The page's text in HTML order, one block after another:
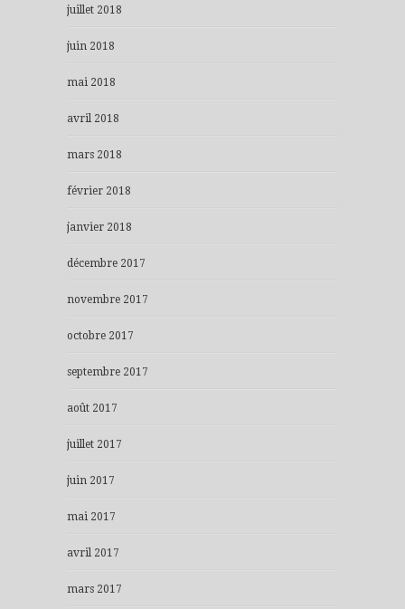
juillet 2018
juin 2018
mai 2018
avril 2018
mars 2018
février 2018
janvier 2018
décembre 2017
novembre 2017
octobre 2017
septembre 2017
août 2017
juillet 2017
juin 2017
mai 2017
avril 2017
mars 2017